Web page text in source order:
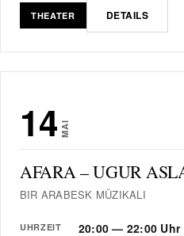
THEATER DETAILS
14 MAI
AFARA – UGUR
BIR ARABESK MÜZIKALI
UHRZEIT 20:00 — 22:00 Uhr